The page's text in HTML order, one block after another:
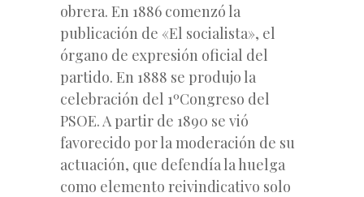
obrera. En 1886 comenzó la
publicación de «El socialista», el
órgano de expresión oficial del
partido. En 1888 se produjo la
celebración del 1ºCongreso del
PSOE.A partir de 1890 se vió
favorecido por la moderación de su
actuación, que defendía la huelga
como elemento reivindicativo solo